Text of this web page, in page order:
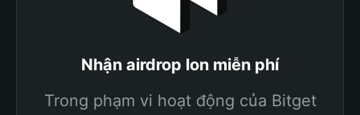
Nhận airdrop lon miễn phí
Trong phạm vi hoạt động của Bitget